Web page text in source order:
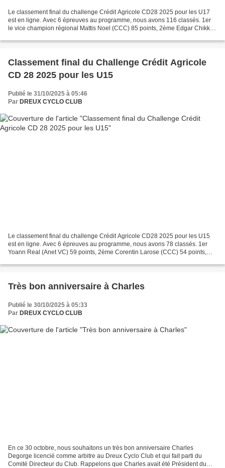
Le classement final du challenge Crédit Agricole CD28 2025 pour les U17
est en ligne. Avec 6 épreuves au programme, nous avons 116 classés. 1er
le vice champion régional Mattis Noel (CCC) 85 points, 2ème Edgar Chikk
Classement final du Challenge Crédit Agricole
CD 28 2025 pour les U15
Publié le 31/10/2025 à 05:46
Par DREUX CYCLO CLUB
Le classement final du challenge Crédit Agricole CD28 2025 pour les U15
est en ligne. Avec 6 épreuves au programme, nous avons 78 classés. 1er
Yoann Real (Anet VC) 59 points, 2ème Corentin Larose (CCC) 54 points,
Très bon anniversaire à Charles
Publié le 30/10/2025 à 05:33
Par DREUX CYCLO CLUB
En ce 30 octobre, nous souhaitons un très bon anniversaire Charles
Degorge licencié comme arbitre au Dreux Cyclo Club et qui fait parti du
Comité Directeur du Club. Rappelons que Charles avait été Président du